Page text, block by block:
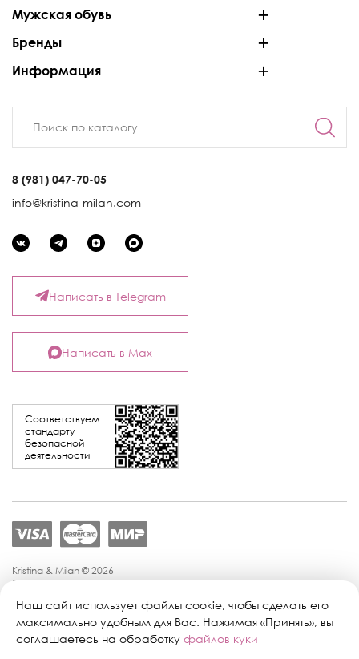
Мужская обувь
Бренды
Информация
8 (981) 047-70-05
info@kristina-milan.com
Соответствуем
стандарту
безопасной
деятельности
Написать в Telegram
Написать в Max
Kristina & Milan © 2026
Политика конфиденциальности
Политика обработки персональных данных
Публичная оферта
Персональные настройки файлов cookie
Наш сайт использует файлы cookie, чтобы сделать его
максимально удобным для Вас. Нажимая «Принять», вы
соглашаетесь на обработку файлов куки